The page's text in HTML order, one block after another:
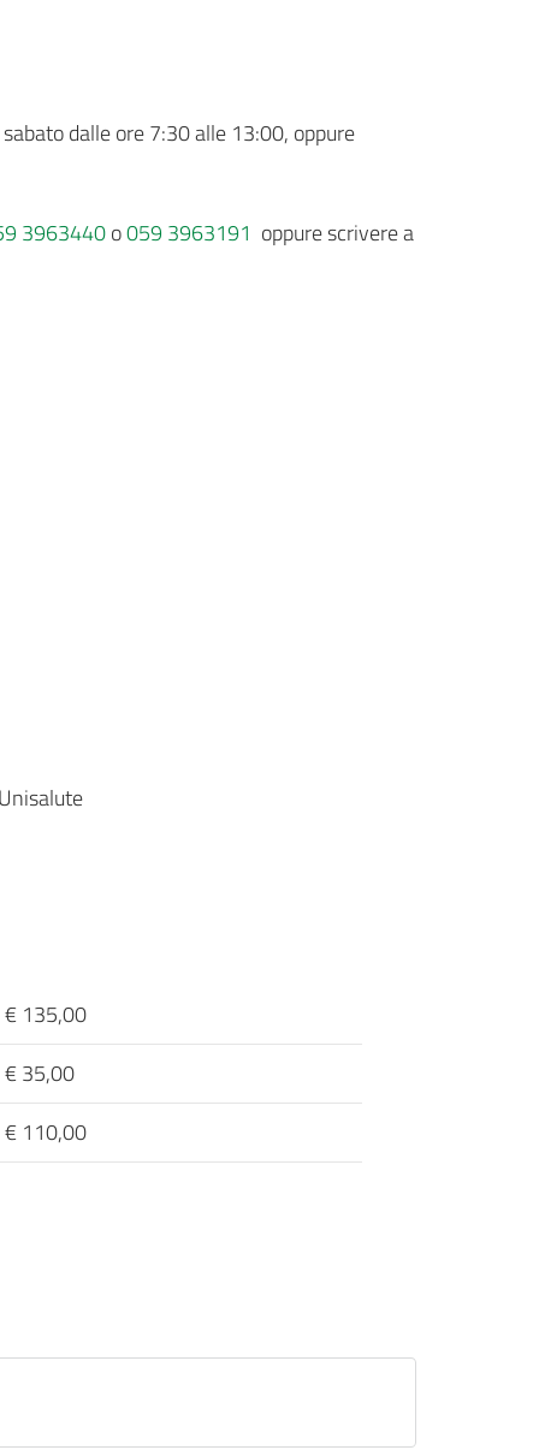
dalle ore 7:30 alle 13:00, oppure
3963440o059 3963191 oppure scrivere a
€ 135,00
€ 35,00
€ 110,00